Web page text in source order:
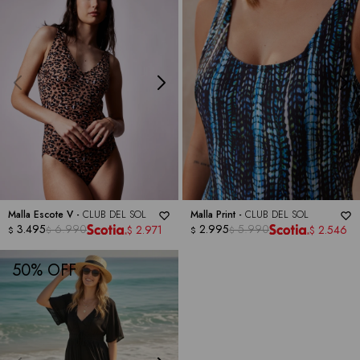
Malla Escote V - CLUB DEL SOL
$ 3.495$ 6.990 $ 2.971
Malla Print - CLUB DEL SOL
$ 2.995$ 5.990 $ 2.546
50